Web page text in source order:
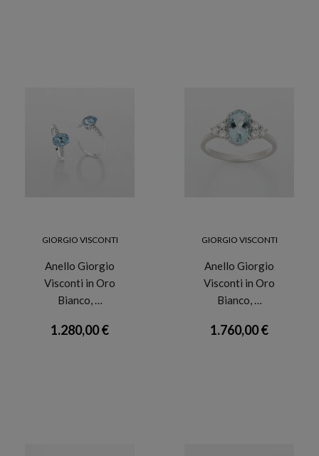
GIORGIO VISCONTI
Anello Giorgio
Visconti in Oro
Bianco, …
1.280,00 €
GIORGIO VISCONTI
Anello Giorgio
Visconti in Oro
Bianco, …
1.760,00 €